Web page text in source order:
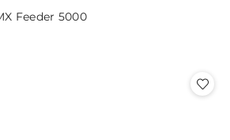
Feeder 5000